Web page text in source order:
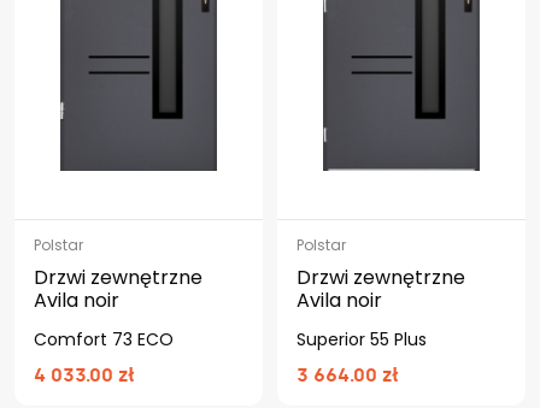
Polstar
Drzwi zewnętrzne
Avila noir
Comfort 73 ECO
4 033.00 zł
Polstar
Drzwi zewnętrzne
Avila noir
Superior 55 Plus
3 664.00 zł